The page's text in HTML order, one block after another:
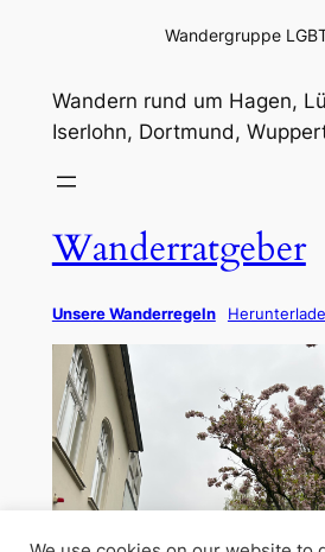
Wandergruppe
Wandern rund um Hagen,
Iserlohn, Dortmund,
Wanderratgeber
Unsere Wanderregeln